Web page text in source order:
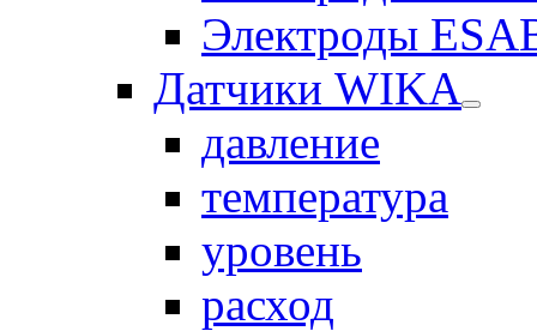
Электроды
Датчики WIKA
давление
температура
уровень
расход